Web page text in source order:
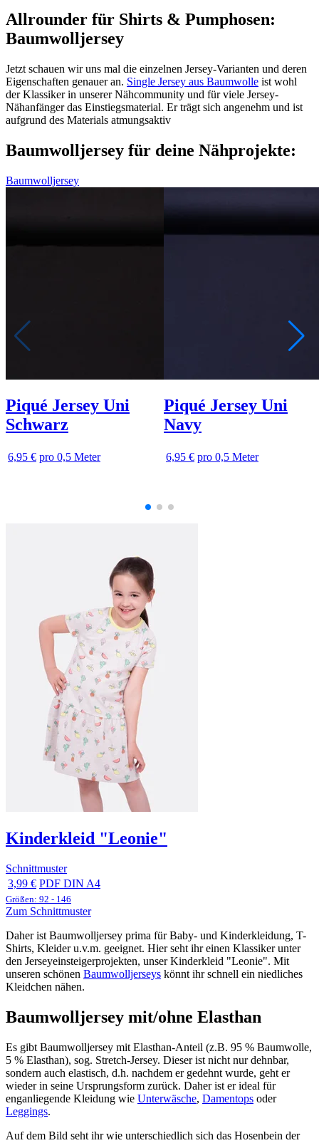
Allrounder für Shirts & Pumphosen:
Baumwolljersey
Jetzt schauen wir uns mal die einzelnen Jersey-Varianten und deren
Eigenschaften genauer an. Single Jersey aus Baumwolle ist wohl
der Klassiker in unserer Nähcommunity und für viele Jersey-
Nähanfänger das Einstiegsmaterial. Er trägt sich angenehm und ist
aufgrund des Materials atmungsaktiv
Baumwolljersey für deine Nähprojekte:
Baumwolljersey
Piqué Jersey Uni
Schwarz
6,95 € pro 0,5 Meter
Piqué Jersey Uni
Navy
6,95 € pro 0,5 Meter
Kinderkleid "Leonie"
Schnittmuster
3,99 € PDF DIN A4
Größen: 92 - 146
Zum Schnittmuster
Daher ist Baumwolljersey prima für Baby- und Kinderkleidung, T-
Shirts, Kleider u.v.m. geeignet. Hier seht ihr einen Klassiker unter
den Jerseyeinsteigerprojekten, unser Kinderkleid "Leonie". Mit
unseren schönen Baumwolljerseys könnt ihr schnell ein niedliches
Kleidchen nähen.
Baumwolljersey mit/ohne Elasthan
Es gibt Baumwolljersey mit Elasthan-Anteil (z.B. 95 % Baumwolle,
5 % Elasthan), sog. Stretch-Jersey. Dieser ist nicht nur dehnbar,
sondern auch elastisch, d.h. nachdem er gedehnt wurde, geht er
wieder in seine Ursprungsform zurück. Daher ist er ideal für
enganliegende Kleidung wie Unterwäsche, Damentops oder
Leggings.
Auf dem Bild seht ihr wie unterschiedlich sich das Hosenbein der